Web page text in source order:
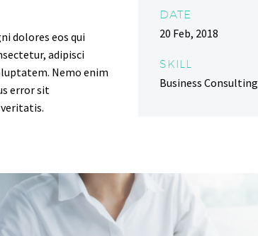
dolores eos qui
adipisci
Nemo enim
error sit
DATE
20 Feb, 2018
SKILL
Business Consulting